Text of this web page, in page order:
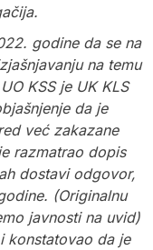
godine da se na
na temu
KSS je UK KLS
da je
već zakazane
razmatrao dopis
dostavi odgovor,
(Originalnu
javnosti na uvid)
konstatovao da je